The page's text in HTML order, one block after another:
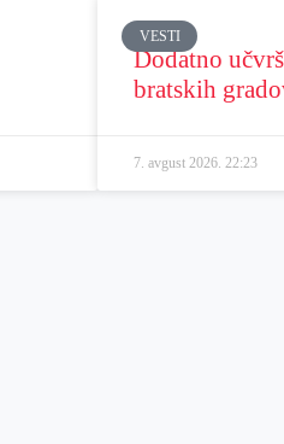
VESTI
Dodatno
bratskih
7. avgust 2026.22:23